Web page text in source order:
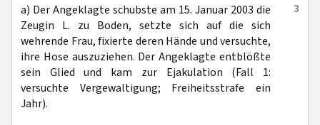
3
a) Der Angeklagte schubste am 15. Januar 2003 die
Zeugin L. zu Boden, setzte sich auf die sich
wehrende Frau, fixierte deren Hände und versuchte,
ihre Hose auszuziehen. Der Angeklagte entblößte
sein Glied und kam zur Ejakulation (Fall 1:
versuchte Vergewaltigung; Freiheitsstrafe ein
Jahr).